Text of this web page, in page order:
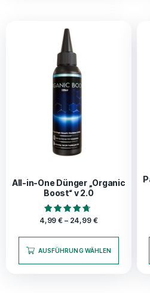
All-in-One Dünger „Organic
Boost“ v 2.0
Bewertet mit
4,99€ – 24,99 €
AUSFÜHRUNG WÄHLEN